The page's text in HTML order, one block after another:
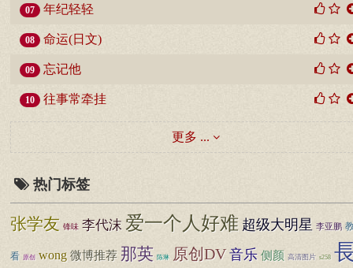
07 年纪轻轻
08 命运(日文)
09 忘记他
10 往事常牵挂
更多 ...
热门标签
张学友 锋味 李代沫 爱一个人好难 超级大明星 李亚鹏
看 原创 wong 微博推荐 那英 陈琳 原创DV 音乐 侧颜 高清图片 s258